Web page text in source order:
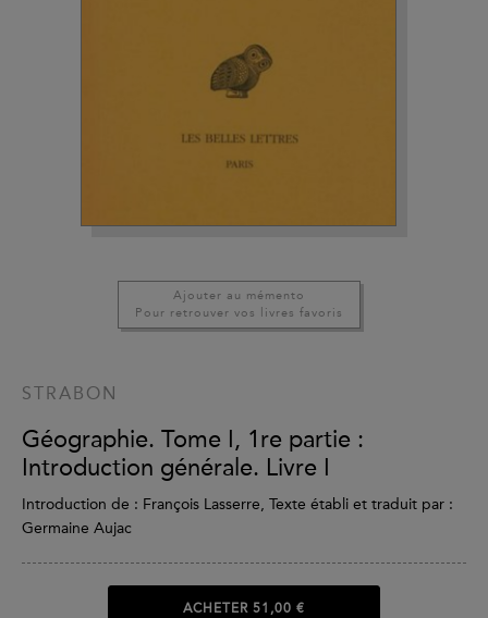
Ajouter au mémento
Pour retrouver vos livres favoris
STRABON
Géographie. Tome I, 1re partie :
Introduction générale. Livre I
Introduction de : François Lasserre, Texte établi et traduit par :
Germaine Aujac
ACHETER 51,00 €